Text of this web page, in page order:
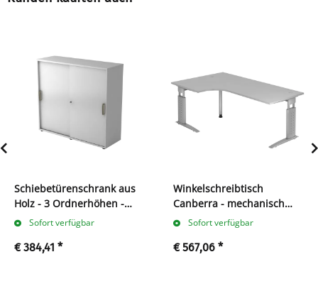
Schiebetürenschrank aus
Holz - 3 Ordnerhöhen -
zerlegt - grau - Streifengriff
Sofort verfügbar
€ 384,41 *
Winkelschreibtisch
Canberra - mechanisch
höhenverstellbar - C-Fuß -
Sofort verfügbar
€ 567,06 *